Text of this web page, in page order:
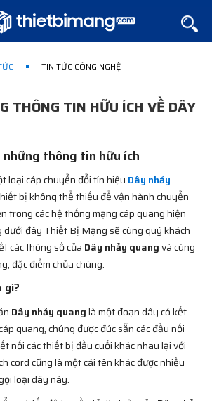
TIN TỨC CÔNG NGHỆ
THÔNG TIN HỮU ÍCH VỀ DÂY
những thông tin hữu ích
loại cáp chuyển đổi tín hiệu Dây nhảy
bị không thể thiếu để vận hành chuyển
trong các hệ thống mạng cáp quang hiện
dưới đây Thiết Bị Mạng sẽ cùng quý khách
các thông số của Dây nhảy quangvà cùng
đặc điểm chủa chúng.
gì?
Dây nhảy quanglà một đoạn dây có kết
quang, chúng được đúc sẵn các đầu nối
nối các thiết bị đầu cuối khác nhau lại với
cord cũng là một cái tên khác được nhiều
loại dây này.